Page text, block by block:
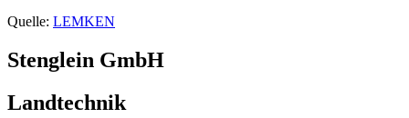
Quelle: LEMKEN
Stenglein GmbH
Landtechnik